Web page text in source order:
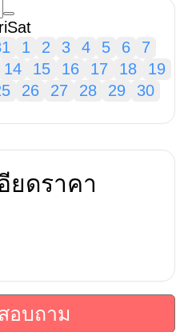
Sat
1 2 3 4 5 6
7
14 15 16 17 18
19
26 27 28 29
30
ยดราคา
อบถาม